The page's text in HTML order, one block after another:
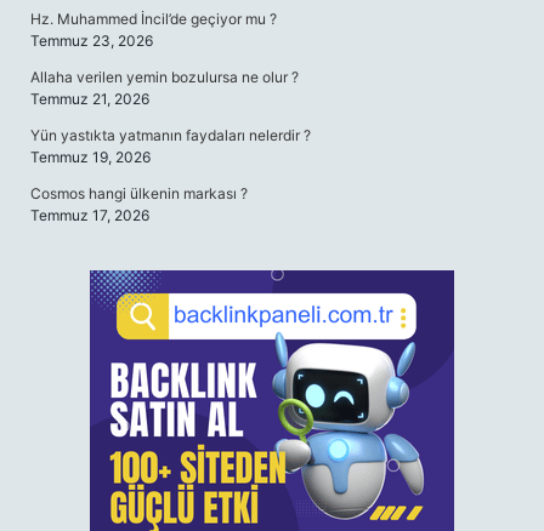
Hz. Muhammed İncil’de geçiyor mu ?
Temmuz 23, 2026
Allaha verilen yemin bozulursa ne olur ?
Temmuz 21, 2026
Yün yastıkta yatmanın faydaları nelerdir ?
Temmuz 19, 2026
Cosmos hangi ülkenin markası ?
Temmuz 17, 2026